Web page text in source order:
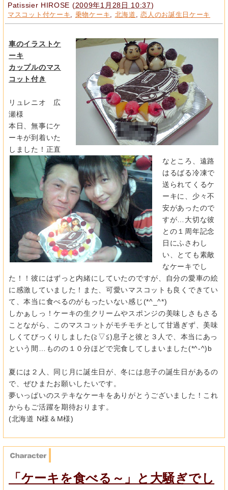
Patissier HIROSE (2009年1月28日 10:37)
マスコット付ケーキ 乗物ケーキ 北海道 ,恋人のお誕生日ケーキ
車のイラストケ
ーキ
カップルのマス
コット付き
リュレニオ 広
瀬様
本日、無事にケ
ーキが到着いた
しました！正直
なところ、遠路
はるばる冷凍で
送られてくるケ
ーキに、少々不
安があったので
すが…大切な彼
との１周年記念
日にふさわし
い、とても素敵
なケーキでし
た！！彼にはずっと内緒にしていたのですが、自分の愛車の絵
に感激していました！また、可愛いマスコットも良くできてい
て、本当に食べるのがもったいない感じ(*^_^*)
しかぁしっ！ケーキの生クリームやスポンジの美味しさもさる
ことながら、このマスコットがモチモチとして甘過ぎず、美味
しくてびっくりしました(≧▽≦)息子と彼と３人で、本当にあっ
という間…ものの１０分ほどで完食してしまいました(*^-^)b
夏には２人、同じ月に誕生日が、冬には息子の誕生日があるの
で、ぜひまたお願いしたいです。
夢いっぱいのステキなケーキをありがとうございました！これ
からもご活躍を期待おります。
(北海道 N様＆M様)
「ケーキを食べる～」と大騒ぎでし